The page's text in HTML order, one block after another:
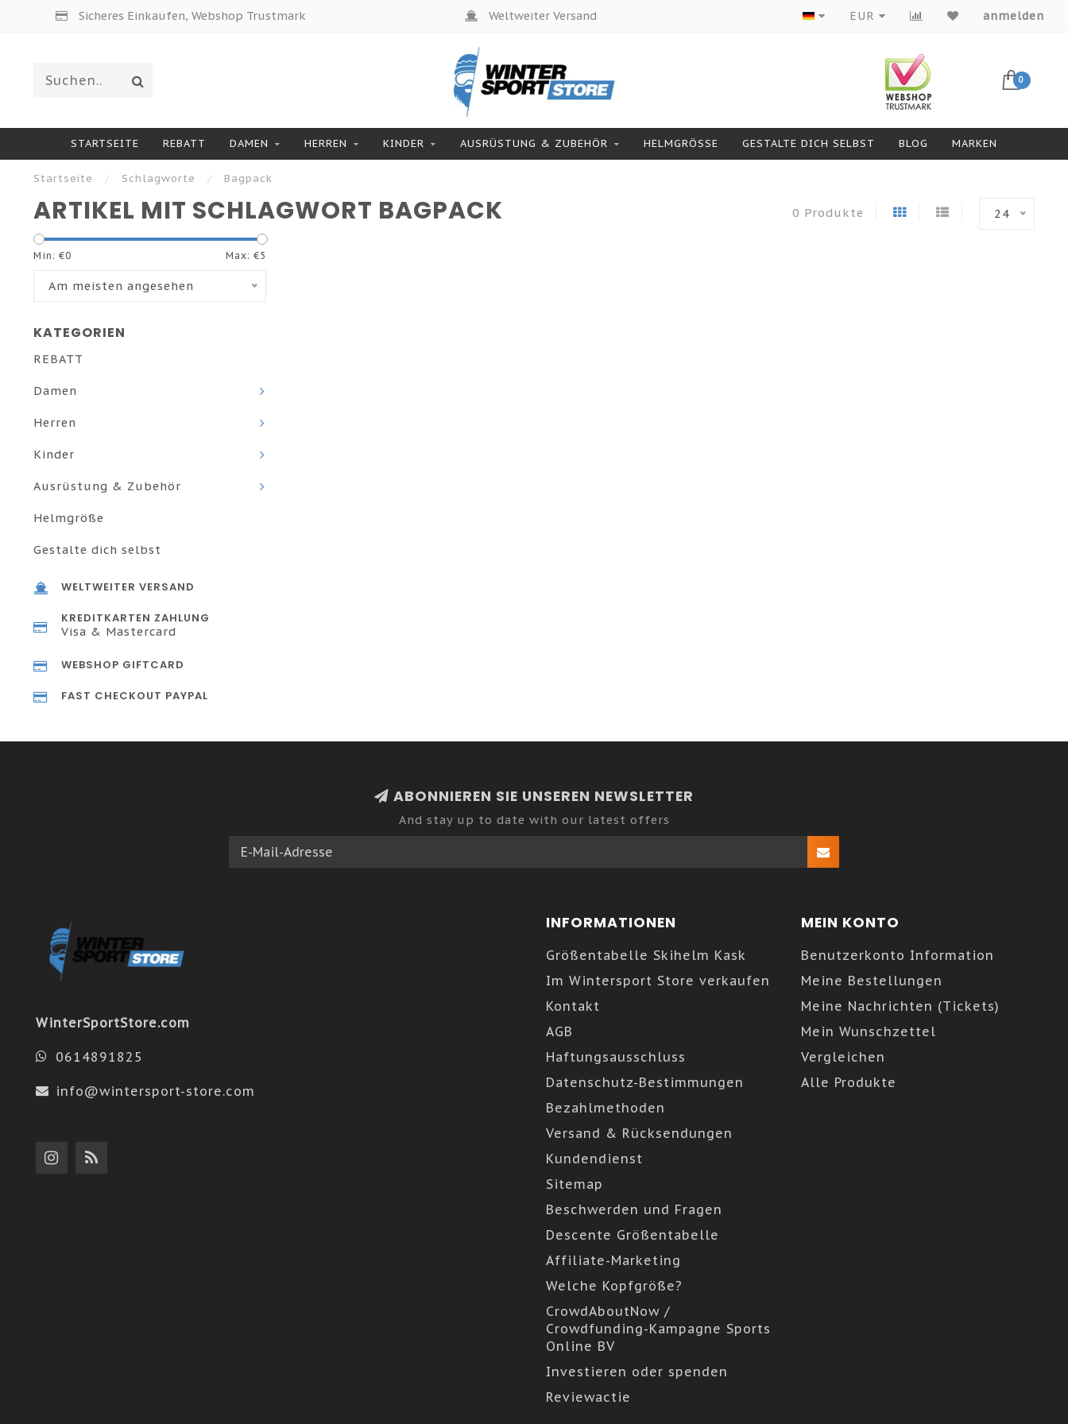
Sicheres Einkaufen, Webshop Trustmark Weltweiter Versand Produkte von Top-Marken
EUR anmelden
0
STARTSEITE REBATT DAMEN HERREN KINDER AUSRÜSTUNG & ZUBEHÖR HELMGRÖSSE GESTALTE DICH SELBST BLOG MARKEN
Startseite / Schlagworte / Bagpack
ARTIKEL MIT SCHLAGWORT BAGPACK 0 Produkte 24
Min: €0 Max: €5
Am meisten angesehen
KATEGORIEN
REBATT
Damen
Herren
Kinder
Ausrüstung & Zubehör
Helmgröße
Gestalte dich selbst
WELTWEITER VERSAND
KREDITKARTEN ZAHLUNG
Visa & Mastercard
WEBSHOP GIFTCARD
FAST CHECKOUT PAYPAL
ABONNIEREN SIE UNSEREN NEWSLETTER
And stay up to date with our latest offers
WinterSportStore.com
0614891825
info@wintersport-store.com
INFORMATIONEN
Größentabelle Skihelm Kask
Im Wintersport Store verkaufen
Kontakt
AGB
Haftungsausschluss
Datenschutz-Bestimmungen
Bezahlmethoden
Versand & Rücksendungen
Kundendienst
Sitemap
Beschwerden und Fragen
Descente Größentabelle
Affiliate-Marketing
Welche Kopfgröße?
CrowdAboutNow /
Crowdfunding-Kampagne Sports
Online BV
Investieren oder spenden
Reviewactie
MEIN KONTO
Benutzerkonto Information
Meine Bestellungen
Meine Nachrichten (Tickets)
Mein Wunschzettel
Vergleichen
Alle Produkte